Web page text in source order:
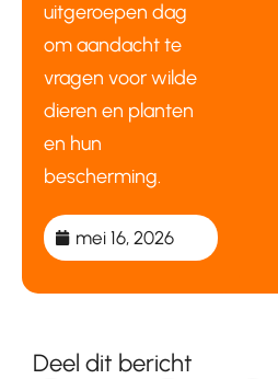
uitgeroepen dag
om aandacht te
vragen voor wilde
dieren en planten
en hun
bescherming.
mei 16, 2026
Deel dit bericht